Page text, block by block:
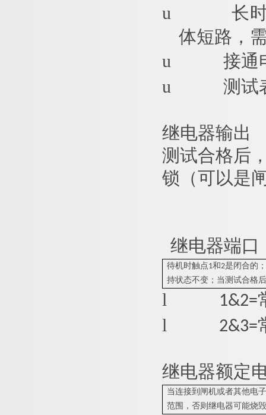
u
长
体短路，
u 接通
u 测试
继电器输出
测试合格后
锁（可以是
继电器端口
待机时触点1和2是闭合的
持状态不变；当测试合格
l 1&2=
l 2&3=
继电器额定
当连接到闸机或者其他电
范围，否则继电器可能烧